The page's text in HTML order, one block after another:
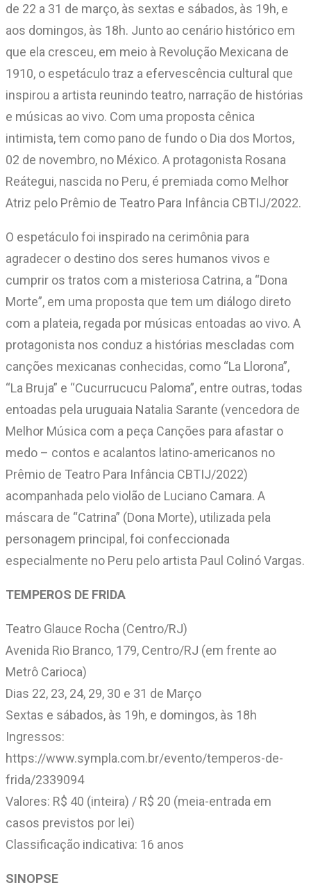
de 22 a 31 de março, às sextas e sábados, às 19h, e
aos domingos, às 18h. Junto ao cenário histórico em
que ela cresceu, em meio à Revolução Mexicana de
1910, o espetáculo traz a efervescência cultural que
inspirou a artista reunindo teatro, narração de histórias
e músicas ao vivo. Com uma proposta cênica
intimista, tem como pano de fundo o Dia dos Mortos,
02 de novembro, no México. A protagonista Rosana
Reátegui, nascida no Peru, é premiada como Melhor
Atriz pelo Prêmio de Teatro Para Infância CBTIJ/2022.
O espetáculo foi inspirado na cerimônia para
agradecer o destino dos seres humanos vivos e
cumprir os tratos com a misteriosa Catrina, a “Dona
Morte”, em uma proposta que tem um diálogo direto
com a plateia, regada por músicas entoadas ao vivo. A
protagonista nos conduz a histórias mescladas com
canções mexicanas conhecidas, como “La Llorona”,
“La Bruja” e “Cucurrucucu Paloma”, entre outras, todas
entoadas pela uruguaia Natalia Sarante (vencedora de
Melhor Música com a peça Canções para afastar o
medo – contos e acalantos latino-americanos no
Prêmio de Teatro Para Infância CBTIJ/2022)
acompanhada pelo violão de Luciano Camara. A
máscara de “Catrina” (Dona Morte), utilizada pela
personagem principal, foi confeccionada
especialmente no Peru pelo artista Paul Colinó Vargas.
TEMPEROS DE FRIDA
Teatro Glauce Rocha (Centro/RJ)
Avenida Rio Branco, 179, Centro/RJ (em frente ao
Metrô Carioca)
Dias 22, 23, 24, 29, 30 e 31 de Março
Sextas e sábados, às 19h, e domingos, às 18h
Ingressos:
https://www.sympla.com.br/evento/temperos-de-
frida/2339094
Valores: R$ 40 (inteira) / R$ 20 (meia-entrada em
casos previstos por lei)
Classificação indicativa: 16 anos
SINOPSE